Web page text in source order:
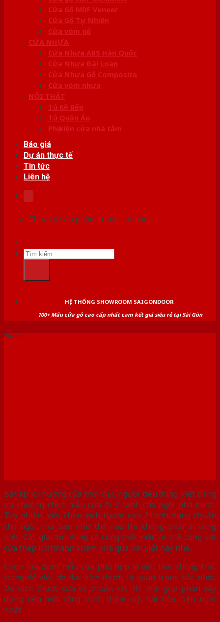
Cửa Gỗ MDF Veneer
Cửa Gỗ Tự Nhiên
Cửa vòm gỗ
CỬA NHỰA
Cửa Nhựa ABS Hàn Quốc
Cửa Nhựa Đài Loan
Cửa Nhựa Gỗ Composite
Cửa vòm nhựa
NỘI THẤT
Tủ Kệ Bếp
Tủ Quần Áo
Phụ kiện cửa nhà tắm
Báo giá
Dự án thực tế
Tin tức
Liên hệ
Chưa có sản phẩm trong giỏ hàng.
Tìm
kiếm:
HỆ THỐNG SHOWROOM SAIGONDOOR
100+ Mẫu cửa gỗ cao cấp nhất cam kết giá siêu rẻ tại Sài Gòn
Tin tức
Bắt kịp xu hướng của thời đại, người tiêu dùng Việt đang
ưa chuộng chọn mẫu cửa đi 2 cánh cho ngôi nhà mình.
Tuy nhiên, việc chọn kích thước cửa 2 cánh đúng chuẩn
cho ngôi nhà bạn như thế nào thì không phải ai cũng
biết. Các gia chủ đang có cùng thắc mắc có thể cùng với
cửa thép Koffmann khám phá qua bài viết này nhé.
Chọn lựa được mẫu cửa phù hợp là việc làm không khó,
trong đó việc đo đạc kích thước là quan trọng bậc nhất.
Do kích thước cửa có chuẩn xác thì mới góp phần xây
dựng nên một công trình thẩm mỹ, hài hòa, tiện nghi
nhất.